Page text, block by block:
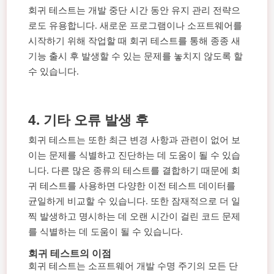
회귀 테스트는 개발 중단 시간 동안 유지 관리 전략으
로도 유용합니다. 새로운 프로그램이나 소프트웨어를
시작하기 위해 작업할 때 회귀 테스트를 통해 종종 새
기능 출시 후 발생할 수 있는 문제를 놓치지 않도록 할
수 있습니다.
4. 기타 오류 발생 후
회귀 테스트는 또한 최근 변경 사항과 관련이 없어 보
이는 문제를 식별하고 진단하는 데 도움이 될 수 있습
니다. 다른 많은 종류의 테스트를 결합하기 때문에 회
귀 테스트를 사용하면 다양한 이전 테스트 데이터를
균일하게 비교할 수 있습니다. 또한 잠재적으로 더 일
찍 발생하고 명시하는 데 오랜 시간이 걸린 코드 문제
를 식별하는 데 도움이 될 수 있습니다.
회귀 테스트의 이점
회귀 테스트는 소프트웨어 개발 수명 주기의 모든 단